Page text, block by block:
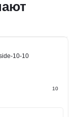
10-10
10